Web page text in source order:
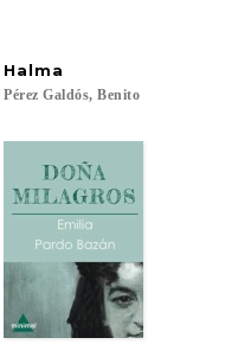
Halma
Pérez Galdós, Benito